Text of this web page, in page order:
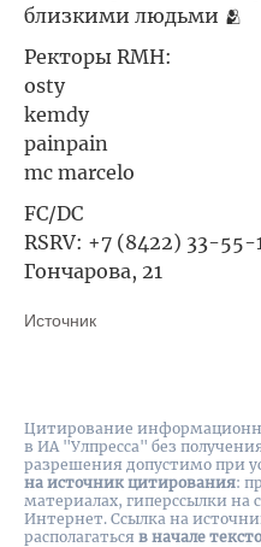
близкими людьми 🫂
Ректоры RMH:
osty
kemdy
painpain
mc marcelo
FC/DC
RSRV: +7 (8422) 33-55-
Гончарова, 21
Источник
Цитирование
в ИА "Улпресса" без
разрешения допустимо при
на источник цитирования:
материалах, гиперссылки на
Интернет. Ссылка на
располагаться в начале